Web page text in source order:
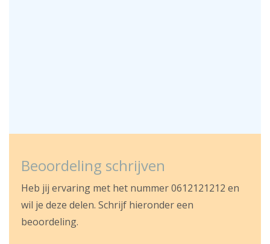
Beoordeling schrijven
Heb jij ervaring met het nummer 0612121212 en
wil je deze delen. Schrijf hieronder een
beoordeling.